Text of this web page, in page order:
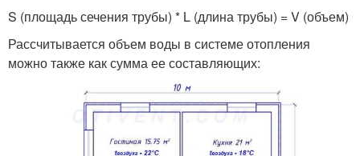
S (площадь сечения трубы) * L (длина трубы) = V (объем)
Рассчитывается объем воды в системе отопления
можно также как сумма ее составляющих: